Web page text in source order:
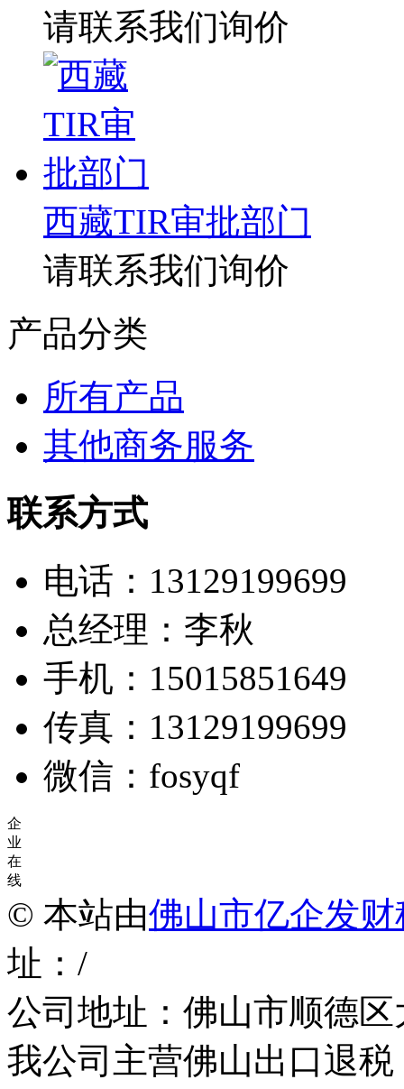
请联系我们询价
西藏TIR审批部门
请联系我们询价
产品分类
所有产品
其他商务服务
联系方式
电话：13129199699
总经理：李秋
手机：15015851649
传真：13129199699
微信：fosyqf
企
业
在
线
© 本站由佛山市亿企发
址：/
公司地址：佛山市顺德
我公司主营佛山出口退